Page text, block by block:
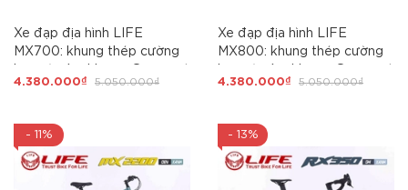
Xe đạp địa hình LIFE
MX700: khung thép cường
SHIMANO 3X7 tốc độ, bánh
4.380.000₫ 5.050.000₫
Xe đạp địa hình LIFE
MX800: khung thép cường
SHIMANO 3X7 tốc độ Siêu
4.380.000₫ 5.050.000₫
- 11% - 13%